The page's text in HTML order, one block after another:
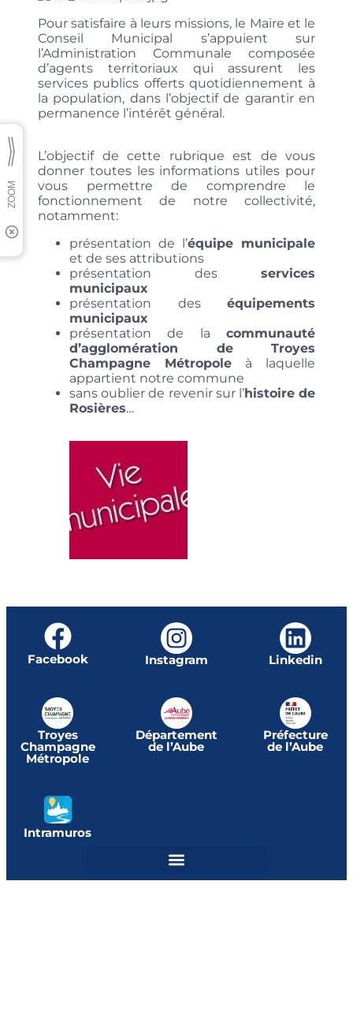
Pour satisfaire à leurs missions, le Maire et le
Conseil Municipal s’appuient sur
l’Administration Communale composée
d’agents territoriaux qui assurent les
services publics offerts quotidiennement à
la population, dans l’objectif de garantir en
permanence l’intérêt général.
L’objectif de cette rubrique est de vous
donner toutes les informations utiles pour
vous permettre de comprendre le
fonctionnement de notre collectivité,
notamment:
présentation de l’équipe municipale
et de ses attributions
présentation des services
municipaux
présentation des équipements
municipaux
présentation de la communauté
d’agglomération de Troyes
Champagne Métropole à laquelle
appartient notre commune
sans oublier de revenir sur l’histoire de
Rosières…
Facebook Instagram Linkedin
Troyes
Champagne
Métropole
Département
de l’Aube
Préfecture
de l’Aube
Intramuros